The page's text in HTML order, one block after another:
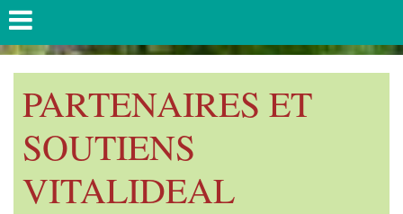
PARTENAIRES ET
SOUTIENS
VITALIDEAL